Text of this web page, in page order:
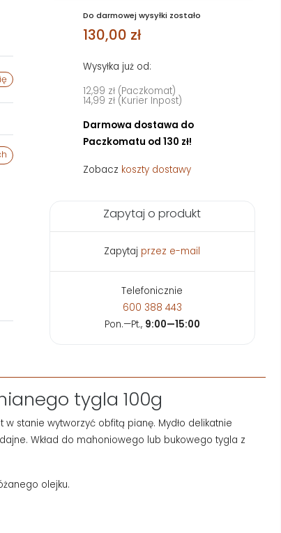
Do darmowej wysyłki zostało
130,00 zł
Wysyłka już od:
12,99 zł (Paczkomat)
14,99 zł (Kurier Inpost)
Darmowa dostawa do
Paczkomatu od 130 zł!
Zobacz koszty dostawy
Zapytaj o produkt
Zapytaj przez e-mail
Telefonicznie
600 388 443
Pon.—Pt., 9:00—15:00
tygla 100g
stanie wytworzyć obfitą pianę. Mydło delikatnie
Wkład do mahoniowego lub bukowego tygla z
olejku.